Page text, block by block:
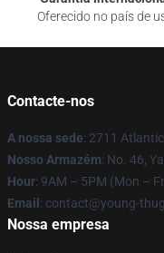
Oferecido no país de
Contacte-nos
A nossa sede: 2711
Nosso Armazém: No. 46,
Hour: 9AM – 5PM (Mon –
Email : contact@young-
Nossa empresa